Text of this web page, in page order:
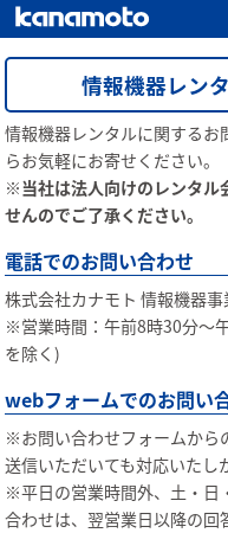
情報機器レン
情報機器レンタルに関する
らお気軽にお寄せください。
※当社は法人向けのレンタル
せんのでご了承ください。
電話でのお問い合わせ
株式会社カナモト 情報機器
※営業時間：午前8時30分〜
を除く)
webフォームでのお問い
※お問い合わせフォームから
送信いただいても対応いたし
※平日の営業時間外、土・日
合わせは、翌営業日以降の回